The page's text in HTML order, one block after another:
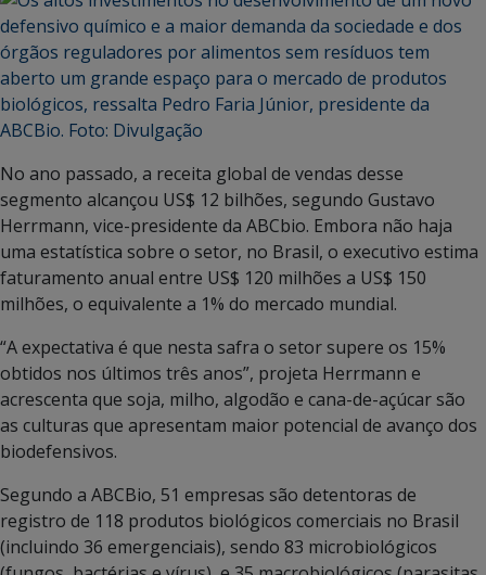
No ano passado, a receita global de vendas desse
segmento alcançou US$ 12 bilhões, segundo Gustavo
Herrmann, vice-presidente da ABCbio. Embora não haja
uma estatística sobre o setor, no Brasil, o executivo estima
faturamento anual entre US$ 120 milhões a US$ 150
milhões, o equivalente a 1% do mercado mundial.
“A expectativa é que nesta safra o setor supere os 15%
obtidos nos últimos três anos”, projeta Herrmann e
acrescenta que soja, milho, algodão e cana-de-açúcar são
as culturas que apresentam maior potencial de avanço dos
biodefensivos.
Segundo a ABCBio, 51 empresas são detentoras de
registro de 118 produtos biológicos comerciais no Brasil
(incluindo 36 emergenciais), sendo 83 microbiológicos